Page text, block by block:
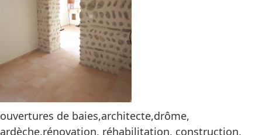
ouvertures de baies,architecte,drôme,
ardèche,rénovation, réhabilitation, construction,